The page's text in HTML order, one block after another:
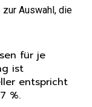
zur Auswahl, die
für je
ist
entspricht
%.